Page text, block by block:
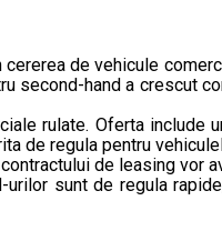
de vehicule
second-hand a crescut
rulate. Oferta include
de regula pentru
de leasing vor
sunt de regula